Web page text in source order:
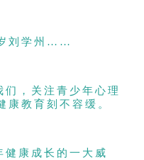
刘学州……
，关注青少年心理
康教育刻不容缓。
健康成长的一大威